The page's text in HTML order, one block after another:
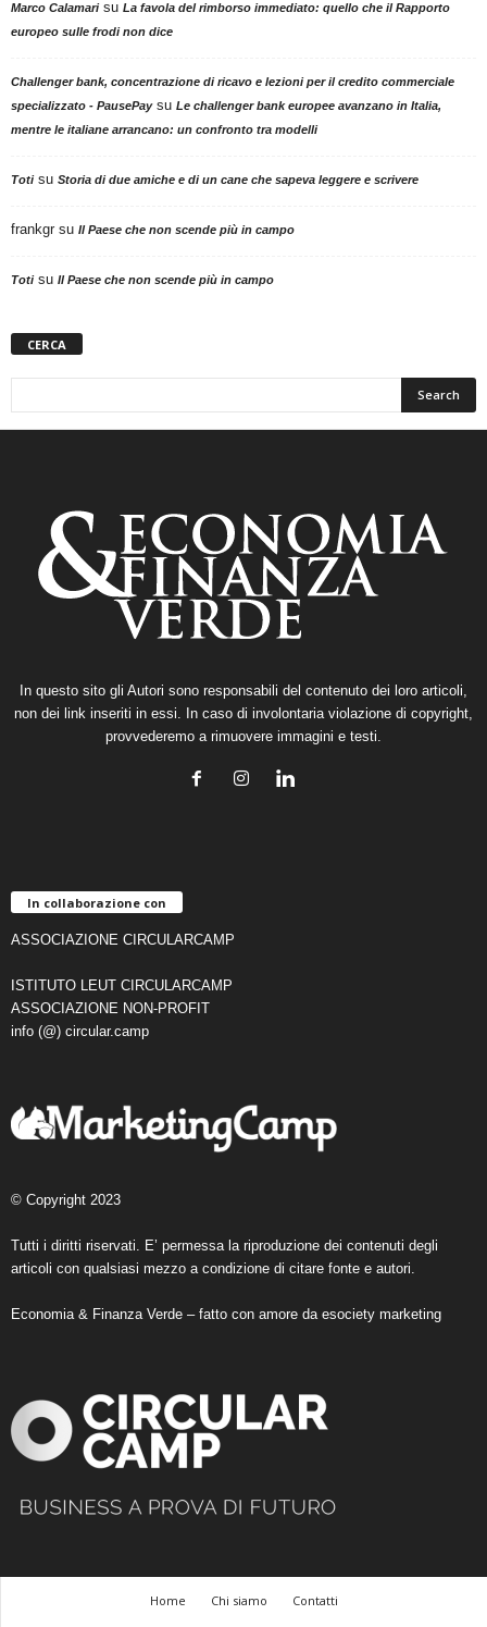
Marco Calamarisu La favola del rimborso immediato: quello che il Rapporto
europeo sulle frodi non dice
Challenger bank, concentrazione di ricavo e lezioni per il credito commerciale
specializzato - PausePaysu Le challenger bank europee avanzano in Italia,
mentre le italiane arrancano: un confronto tra modelli
Totisu Storia di due amiche e di un cane che sapeva leggere e scrivere
frankgr su Il Paese che non scende più in campo
Totisu Il Paese che non scende più in campo
CERCA
In questo sito gli Autori sono responsabili del contenuto dei loro articoli,
non dei link inseriti in essi. In caso di involontaria violazione di copyright,
provvederemo a rimuovere immagini e testi.
In collaborazione con
ASSOCIAZIONE CIRCULARCAMP
ISTITUTO LEUT CIRCULARCAMP
ASSOCIAZIONE NON-PROFIT
info (@) circular.camp
© Copyright 2023
Tutti i diritti riservati. E’ permessa la riproduzione dei contenuti degli
articoli con qualsiasi mezzo a condizione di citare fonte e autori.
Economia & Finanza Verde – fatto con amore da esociety marketing
Home Chi siamo
Contatti